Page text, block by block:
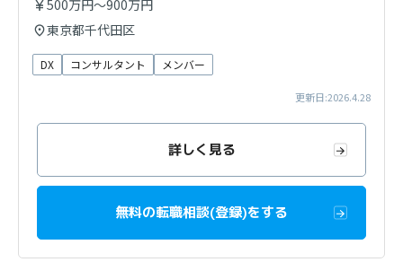
500万円〜900万円
東京都千代田区
DX コンサルタント メンバー
更新日:2026.4.28
詳しく見る
無料の転職相談(登録)をする